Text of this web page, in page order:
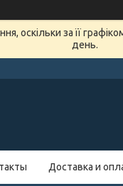
оскільки за її
день.
Доставка и